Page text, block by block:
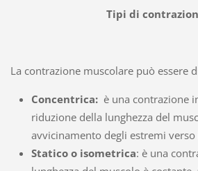
Tipi di
La contrazione muscolare può essere
Concentrica: è una contrazione
riduzione della lunghezza del
avvicinamento degli estremi
Statico o isometrica: è una